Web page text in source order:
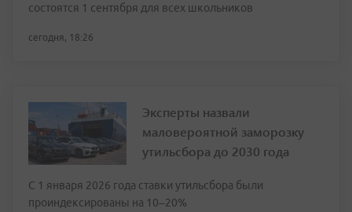
состоятся 1 сентября для всех школьников
сегодня, 18:26
Эксперты назвали
маловероятной заморозку
утильсбора до 2030 года
С 1 января 2026 года ставки утильсбора были
проиндексированы на 10–20%